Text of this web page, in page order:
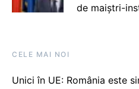
de maiștri-
CELE MAI NOI
Unici în UE: România este